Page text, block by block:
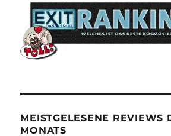
MEISTGELESENE REVIEWS
MONATS